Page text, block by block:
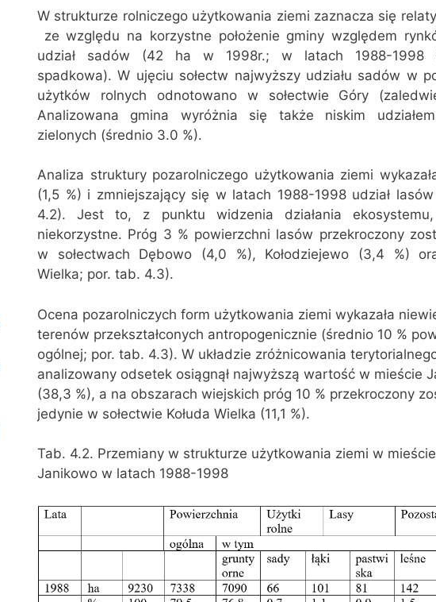
W strukturze rolniczego użytkowania ziemi zaznacza się
 ze względu na korzystne położenie gminy względem
udział sadów (42 ha w 1998r.; w latach 1988-1998
spadkowa). W ujęciu sołectw najwyższy udziału sadów w
użytków rolnych odnotowano w sołectwie Góry
Analizowana gmina wyróżnia się także niskim
zielonych (średnio 3.0 %).
Analiza struktury pozarolniczego użytkowania ziemi
(1,5 %) i zmniejszający się w latach 1988-1998 udział
4.2). Jest to, z punktu widzenia działania
niekorzystne. Próg 3 % powierzchni lasów przekroczony
w sołectwach Dębowo (4,0 %), Kołodziejewo (3,4 %)
Wielka; por. tab. 4.3).
Ocena pozarolniczych form użytkowania ziemi wykazała
terenów przekształconych antropogenicznie (średnio 10 %
ogólnej; por. tab. 4.3). W układzie zróżnicowania
analizowany odsetek osiągnął najwyższą wartość w mieście
(38,3 %), a na obszarach wiejskich próg 10 % przekroczony
jedynie w sołectwie Kołuda Wielka (11,1 %).
Tab. 4.2. Przemiany w strukturze użytkowania ziemi w
Janikowo w latach 1988-1998